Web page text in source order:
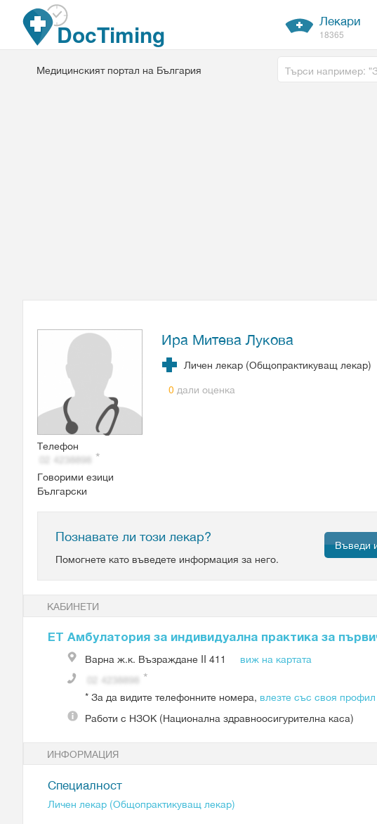
Премини към основното съдържание
DocTiming Лекари
18365
Медицинският портал на България
Ира Митева Лукова
Личен лекар (Общопрактикуващ лекар)
0 дали оценка
Телефон
Говорими езици
Български
Познавате ли този лекар?
Помогнете като въведете информация за него.
Въведи
КАБИНЕТИ
ЕТ Амбулатория за индивидуална практика за
Варна ж.к. Възраждане II 411 виж на картата
* За да видите телефонните номера, влезте със своя
Работи с НЗОК (Национална здравноосигурителна каса)
ИНФОРМАЦИЯ
Специалност
Личен лекар (Общопрактикуващ лекар)